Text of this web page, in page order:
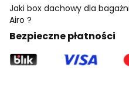
Jaki box dachowy dla
Airo ?
Bezpieczne płatności